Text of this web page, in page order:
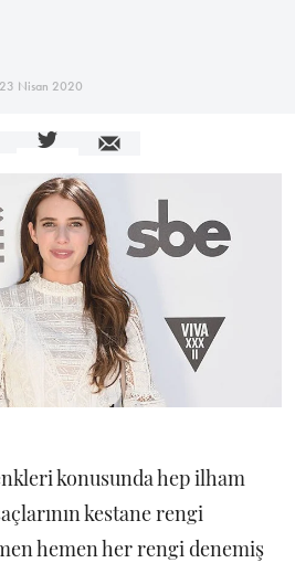
23 Nisan 2020
konusunda hep ilham
kestane rengi
hemen her rengi denemiş